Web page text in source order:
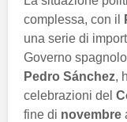
complessa, con il
una serie di
Governo
Pedro Sánchez,
celebrazioni del
fine di novembre